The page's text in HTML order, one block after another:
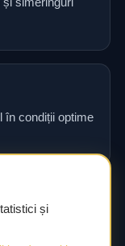
în condiții optime
pieselor
și